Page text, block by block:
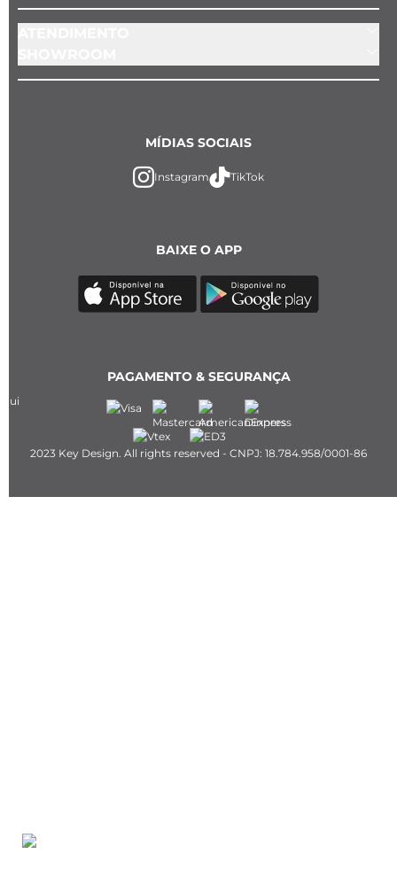
BAIXE O APP
MÍDIAS SOCIAIS
Instagram TikTok
PAGAMENTO & SEGURANÇA
2023 Key Design. All rights reserved - CNPJ: 18.784.958/0001-86